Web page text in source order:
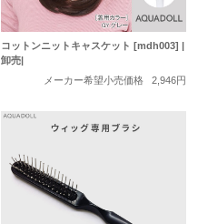
コットンニットキャスケット [mdh003] |
卸売|
メーカー希望小売価格
2,946円